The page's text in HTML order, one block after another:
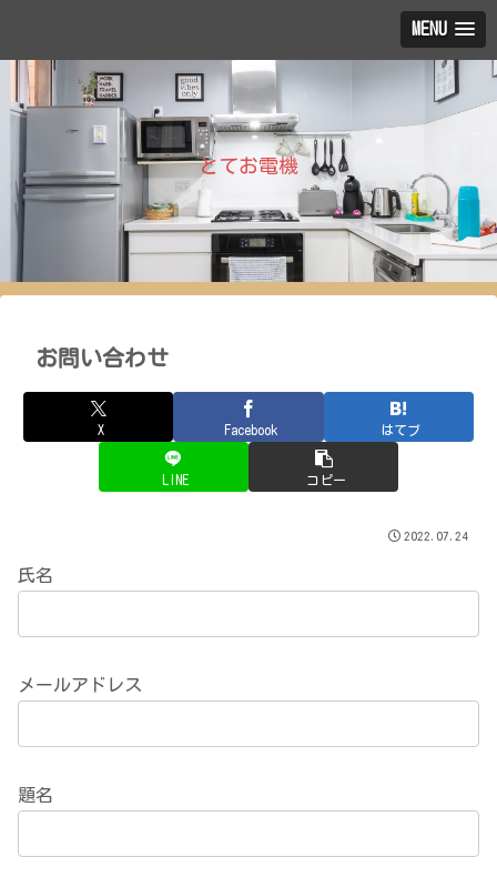
MENU
とてお電機
お問い合わせ
X Facebook はてブ
LINE コピー
2022.07.24
氏名
メールアドレス
題名